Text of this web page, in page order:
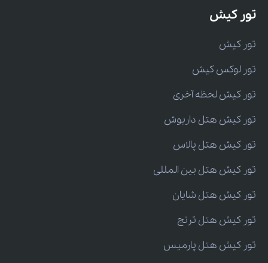
تور کیش
تور کیش
تور لوکس کیش
تور کیش لحظه آخری
تور کیش هتل داریوش
تور کیش هتل پالاس
تور کیش هتل بین المللی
تور کیش هتل شایان
تور کیش هتل ترنج
تور کیش هتل پارمیس